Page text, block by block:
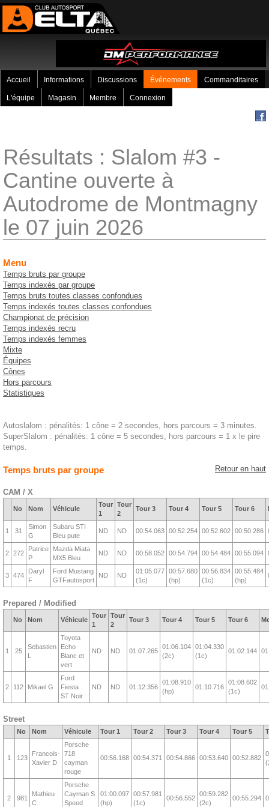
Accueil Informations Discussions Événements Commanditaires
L'équipe Magasin Membre Connexion
Résultats : Slalom #3 -
Cantine ouverte à
Autodrome de Montmagny
le 07 juin 2026
Menu
Temps bruts par groupe
Temps indexés par groupe
Temps bruts toutes classes confondues
Temps indexés toutes classes confondues
Championat de précision
Temps indexés recru
Temps indexés femmes
Mixte
Équipes
Cônes
Hors parcours
Statistiques
Autoslalom : pénalités: 1 cône = 2 secondes, hors parcours = 3 minutes.
SuperSlalom : pénalités: 1 cône = 5 secondes, hors parcours = 1 x le pire
temps.
Temps bruts par groupe Retour en haut
CAM / X
No Nom Véhicule
Tour
1
Tour
2
Tour 3 Tour 4 Tour 5 Tour 6
1 31
Simon
G
Subaru STI
Bleu pute
ND ND 00:54.063 00:52.254 00:52.602 00:50.286
2 272
Patrice
P
Mazda Miata
MX5 Bleu
ND ND 00:58.052 00:54.794 00:54.484 00:55.094
3 474
Daryl
F
Ford Mustang
GTFautosport
ND ND
01:05.077
(1c)
00:57.680
(hp)
00:56.834
(1c)
00:55.484
(hp)
Prepared / Modified
No Nom Véhicule
Tour
1
Tour
2
Tour 3 Tour 4 Tour 5 Tour 6
1 25
Sebastien
Toyota
Echo
Blanc et
vert
ND ND 01:07.265
01:06.104
(2c)
01:04.330
(1c)
01:02.144
2 112 Mikael G
Ford
Fiesta
ST Noir
ND ND 01:12.356
01:08.910
(hp)
01:10.716
01:08.602
(1c)
Street
No Nom Véhicule Tour 1 Tour 2 Tour 3 Tour 4 Tour 5
1 123
Francois-
Xavier D
Porsche
718
cayman
rouge
00:56.168 00:54.371 00:54.866 00:53.640 00:52.882
2 981
Mathieu
C
Porsche
Cayman S
Speed
01:00.097
(hp)
00:57.981
(1c)
00:56.552
00:59.282
(2c)
00:55.294